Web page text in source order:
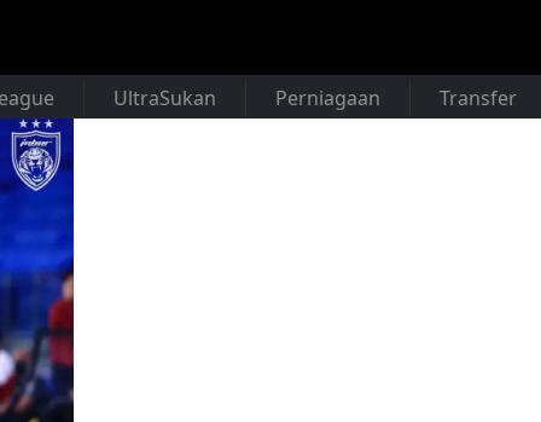
UltraSukan Perniagaan Transfer